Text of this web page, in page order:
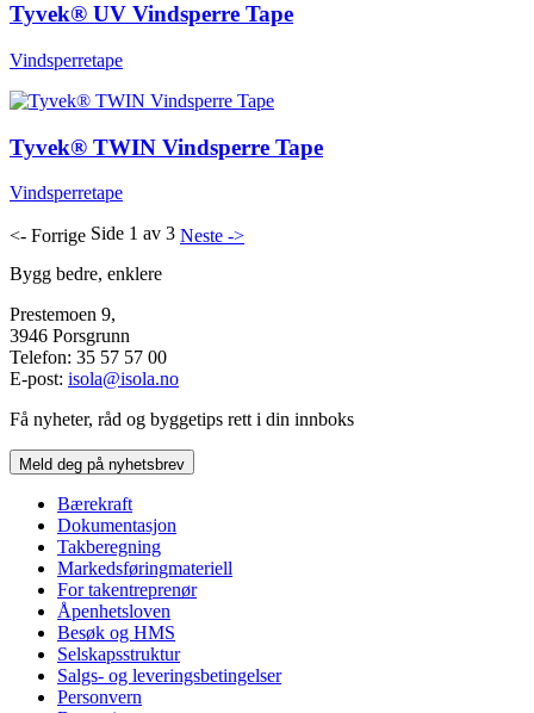
Tyvek® UV Vindsperre Tape
Vindsperretape
Tyvek® TWIN Vindsperre Tape
Vindsperretape
<- Forrige Side 1 av 3 Neste ->
Bygg bedre, enklere
Prestemoen 9,
3946 Porsgrunn
Telefon: 35 57 57 00
E-post: isola@isola.no
Få nyheter, råd og byggetips rett i din innboks
Meld deg på nyhetsbrev
Bærekraft
Dokumentasjon
Takberegning
Markedsføringmateriell
For takentreprenør
Åpenhetsloven
Besøk og HMS
Selskapsstruktur
Salgs- og leveringsbetingelser
Personvern